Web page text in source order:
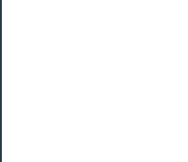
SUR-SARTHE